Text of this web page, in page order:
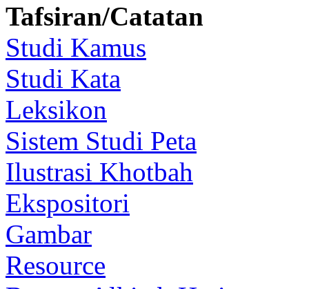
Tafsiran/Catatan
Studi Kamus
Studi Kata
Leksikon
Sistem Studi Peta
Ilustrasi Khotbah
Ekspositori
Gambar
Resource